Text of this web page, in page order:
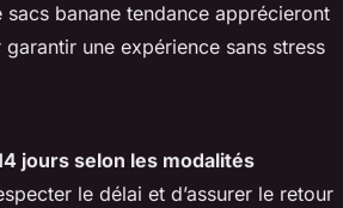
sacs banane tendance apprécieront
une expérience sans stress
jours selon les modalités
le délai et d’assurer le retour